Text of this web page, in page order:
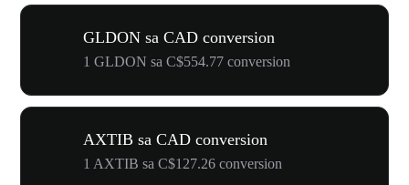
GLDON sa CAD conversion
1 GLDON sa C$554.77 conversion
AXTIB sa CAD conversion
1 AXTIB sa C$127.26 conversion